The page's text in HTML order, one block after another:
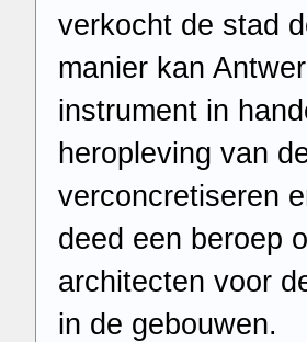
verkocht de stad
manier kan
instrument in
heropleving van
verconcretiseren
deed een beroep
architecten voor
in de gebouwen.